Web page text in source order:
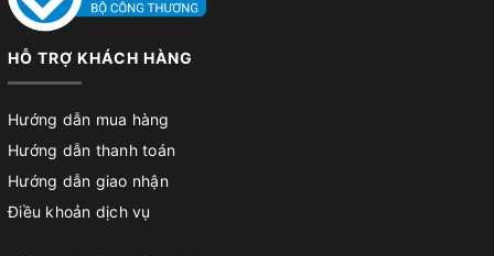
HỖ TRỢ KHÁCH HÀNG
Hướng dẫn mua hàng
Hướng dẫn thanh toán
Hướng dẫn giao nhận
Điều khoản dịch vụ